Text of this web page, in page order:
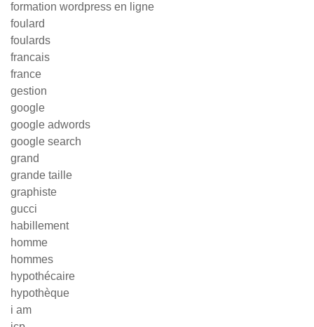
formation wordpress en ligne
foulard
foulards
francais
france
gestion
google
google adwords
google search
grand
grande taille
graphiste
gucci
habillement
homme
hommes
hypothécaire
hypothèque
i am